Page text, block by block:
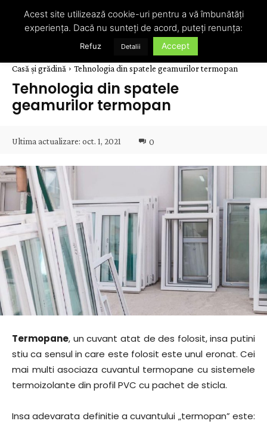
Casă și grădină Tehnologia din spatele geamurilor termopan
Tehnologia din spatele
geamurilor termopan
Ultima actualizare: oct. 1, 2021 0
Termopane, un cuvant atat de des folosit, insa putini
stiu ca sensul in care este folosit este unul eronat. Cei
mai multi asociaza cuvantul termopane cu sistemele
termoizolante din profil PVC cu pachet de sticla.
Insa adevarata definitie a cuvantului „termopan” este:
Acest site utilizează cookie-uri pentru a vă îmbunătăți
experiența. Dacă nu sunteți de acord, puteți renunța:
Refuz Detalii Accept